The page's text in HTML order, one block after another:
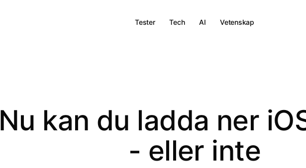
Tester Tech AI Vetenskap
Nu kan du ladda ner
- eller inte